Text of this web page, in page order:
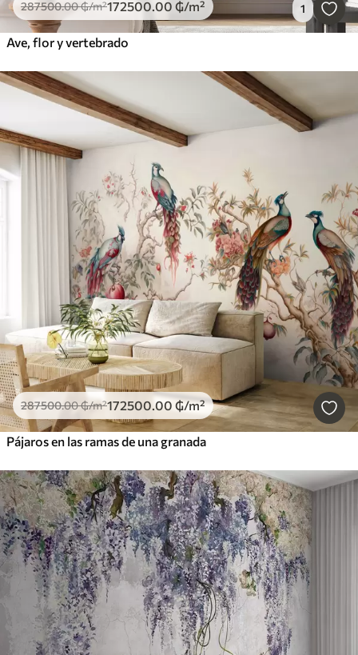
287500.00₲/m²172500.00 ₲/m² 1
Ave, flor y vertebrado
287500.00₲/m²172500.00 ₲/m²
Pájaros en las ramas de una granada